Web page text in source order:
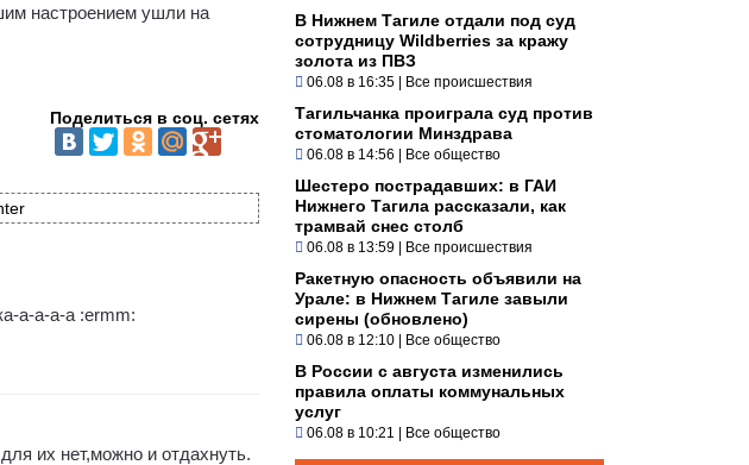
настроением ушли на
Поделиться в соц. сетях
а-а-а-а :ermm:
их нет,можно и отдахнуть.
В Нижнем Тагиле отдали под суд
сотрудницу Wildberries за кражу
золота из ПВЗ
06.08 в 16:35 | Все происшествия
Тагильчанка проиграла суд против
стоматологии Минздрава
06.08 в 14:56 | Все общество
Шестеро пострадавших: в ГАИ
Нижнего Тагила рассказали, как
трамвай снес столб
06.08 в 13:59 | Все происшествия
Ракетную опасность объявили на
Урале: в Нижнем Тагиле завыли
сирены (обновлено)
06.08 в 12:10 | Все общество
В России с августа изменились
правила оплаты коммунальных
услуг
06.08 в 10:21 | Все общество